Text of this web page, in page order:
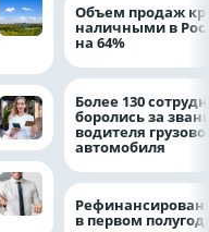
Объем продаж
наличными в
на 64%
Более 130
боролись за
водителя
автомобиля
в первом